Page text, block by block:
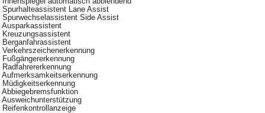
Lane Assist
Side Assist
Abbiegebremsfunktion